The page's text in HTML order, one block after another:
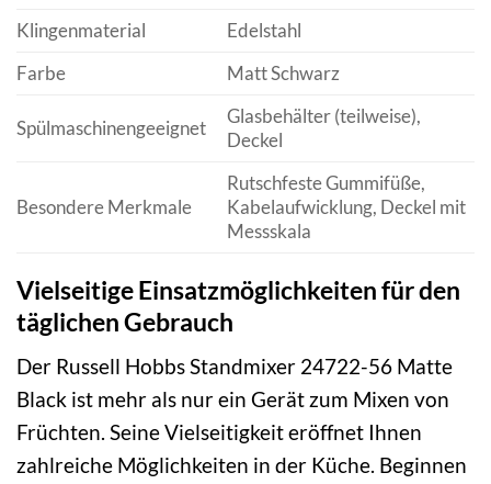
Klingenmaterial
Edelstahl
Farbe
Matt Schwarz
Spülmaschinengeeignet
Glasbehälter (teilweise),
Deckel
Besondere Merkmale
Rutschfeste Gummifüße,
Kabelaufwicklung, Deckel mit
Messskala
Vielseitige Einsatzmöglichkeiten für den
täglichen Gebrauch
Der Russell Hobbs Standmixer 24722-56 Matte
Black ist mehr als nur ein Gerät zum Mixen von
Früchten. Seine Vielseitigkeit eröffnet Ihnen
zahlreiche Möglichkeiten in der Küche. Beginnen